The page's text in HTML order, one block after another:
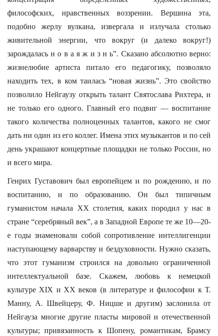
философских, нравственных воззрении. Вершина эта,
подобно жерлу вулкана, извергала и излучала столько
живительной энергии, что вокруг (и далеко вокруг!)
зарождалась н о в а я ж и з н ь”. Сказано абсолютно верно:
жизнелюбие артиста питало его педагогику, позволяло
находить тех, в ком таилась “новая жизнь”. Это свойство
позволило Нейгаузу открыть талант Святослава Рихтера, и
не только его одного. Главный его подвиг — воспитание
такого количества полноценных талантов, какого не смог
дать ни один из его коллег. Имена этих музыкантов и по сей
день украшают концертные площадки не только России, но
и всего мира.
Генрих Густавович был европейцем и по рождению, и по
воспитанию, и по образованию. Он был типичным
гуманистом начала XX столетия, каких породил у нас в
стране “серебряный век”, а в Западной Европе те же 10—20-
е годы знаменовали собой сопротивление интеллигенции
наступающему варварству и бездуховности. Нужно сказать,
что этот гуманизм строился на довольно ограниченной
интеллектуальной базе. Скажем, любовь к немецкой
культуре XIX и XX веков (в литературе и философии к Т.
Манну, А. Швейцеру, Ф. Ницше и другим) заслонила от
Нейгауза многие другие пласты мировой и отечественной
культуры; привязанность к Шопену, романтикам, Брамсу